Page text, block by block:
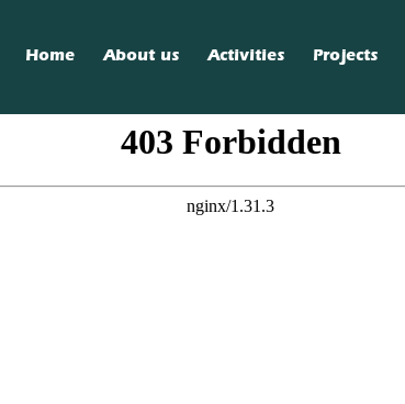
Home About us Activities Projects